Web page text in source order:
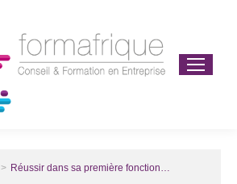
Réussir dans sa première fonction…